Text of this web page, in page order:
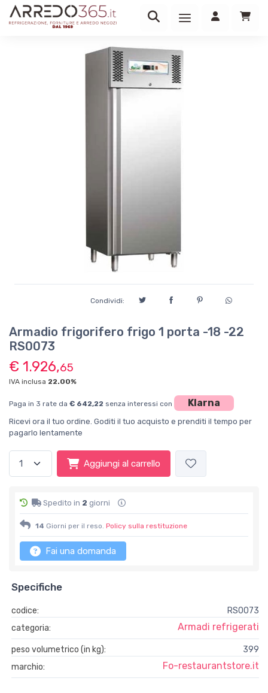
Condividi:
Armadio frigorifero frigo 1 porta -18 -22
RS0073
€ 1.926,65
IVA inclusa 22.00%
Paga in 3 rate da € 642,22 senza interessi con Klarna
Ricevi ora il tuo ordine. Goditi il tuo acquisto e prenditi il tempo per
pagarlo lentamente
Aggiungi al carrello
Spedito in 2 giorni
14 Giorni per il reso. Policy sulla restituzione
Fai una domanda
Specifiche
codice:
RS0073
categoria:
Armadi refrigerati
peso volumetrico (in kg):
399
marchio:
Fo-restaurantstore.it